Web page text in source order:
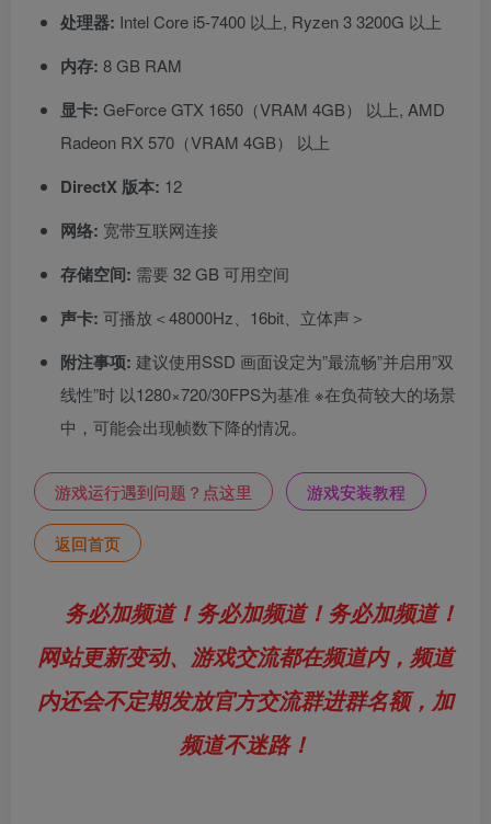
处理器: Intel Core i5-7400 以上, Ryzen 3 3200G 以上
内存: 8 GB RAM
显卡: GeForce GTX 1650（VRAM 4GB） 以上, AMD
Radeon RX 570（VRAM 4GB） 以上
DirectX 版本: 12
网络: 宽带互联网连接
存储空间: 需要 32 GB 可用空间
声卡: 可播放＜48000Hz、16bit、立体声＞
附注事项: 建议使用SSD 画面设定为”最流畅”并启用”双
线性”时 以1280×720/30FPS为基准 ※在负荷较大的场景
中，可能会出现帧数下降的情况。
游戏运行遇到问题？点这里 游戏安装教程
返回首页
务必加频道！务必加频道！务必加频道！
网站更新变动、游戏交流都在频道内，频道
内还会不定期发放官方交流群进群名额，加
频道不迷路！